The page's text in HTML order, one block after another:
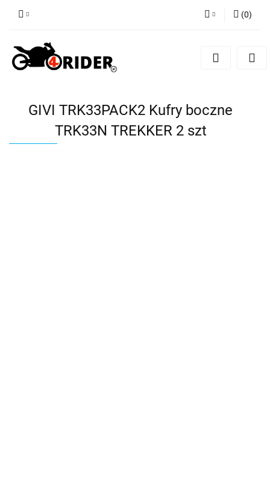
Zarejestruj się
(0)
GIVI TRK33PACK2 Kufry boczne
TRK33N TREKKER 2 szt